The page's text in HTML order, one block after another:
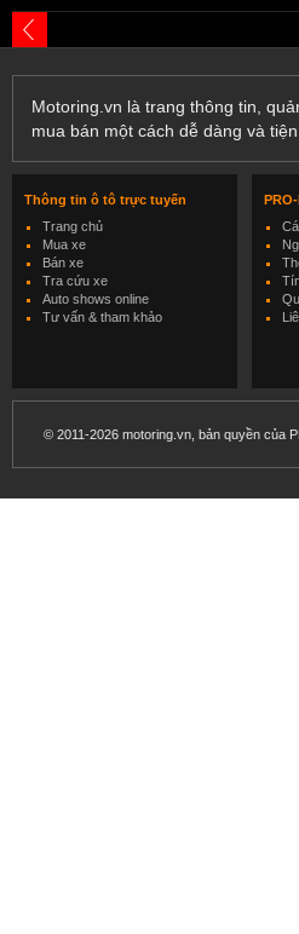
Motoring.vn là trang thông tin,
mua bán một cách dễ dàng và
Thông tin ô tô trực tuyến
Trang chủ
Mua xe
Bán xe
Tra cứu xe
Auto shows online
Tư vấn & tham khảo
© 2011-2026 motoring.vn, bản quyền của